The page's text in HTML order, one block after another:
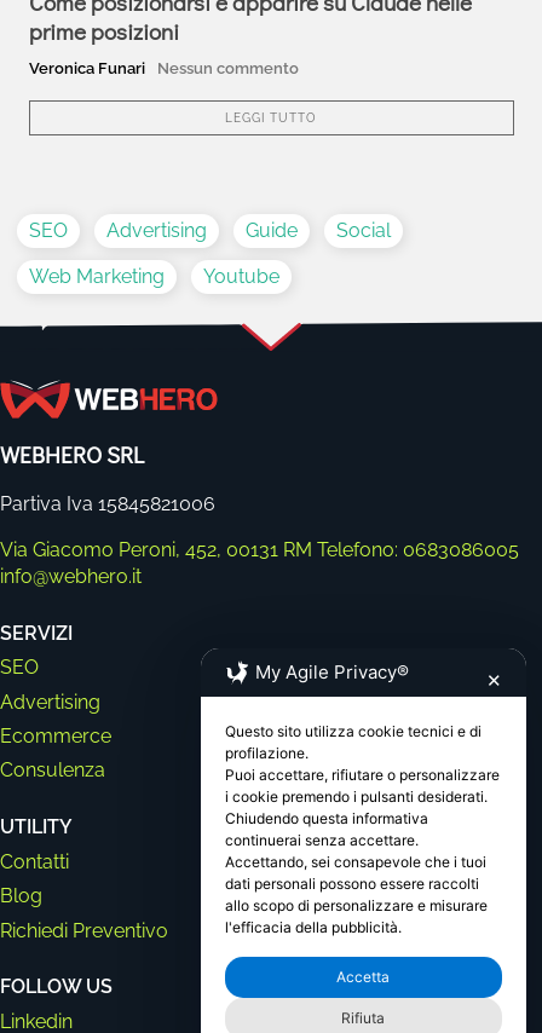
prime posizioni
Veronica Funari Nessun commento
LEGGI TUTTO
SEO Advertising Guide
Social
Web Marketing
Youtube
WEBHERO SRL
Partiva Iva 15845821006
Via Giacomo Peroni, 452, 00131 RM Telefono: 0683086005
info@webhero.it
SERVIZI
SEO
Advertising
Ecommerce
Consulenza
UTILITY
Contatti
Blog
Richiedi Preventivo
FOLLOW US
Linkedin
My Agile Privacy® ✕
Questo sito utilizza cookie tecnici e di
profilazione.
Puoi accettare, rifiutare o personalizzare
i cookie premendo i pulsanti desiderati.
Chiudendo questa informativa
continuerai senza accettare.
Accettando, sei consapevole che i tuoi
dati personali possono essere raccolti
allo scopo di personalizzare e misurare
l'efficacia della pubblicità.
Accetta
Rifiuta